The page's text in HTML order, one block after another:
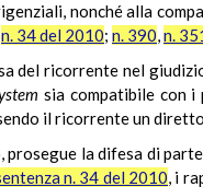
nonché alla
n. 34 del 2010; n. 390,n.
del ricorrente nel
sia compatibile con
il ricorrente un
la difesa di
n. 34 del 2010, i